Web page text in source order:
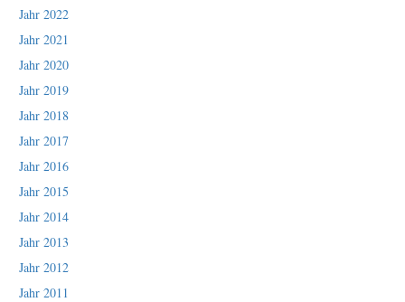
Jahr 2022
Jahr 2021
Jahr 2020
Jahr 2019
Jahr 2018
Jahr 2017
Jahr 2016
Jahr 2015
Jahr 2014
Jahr 2013
Jahr 2012
Jahr 2011